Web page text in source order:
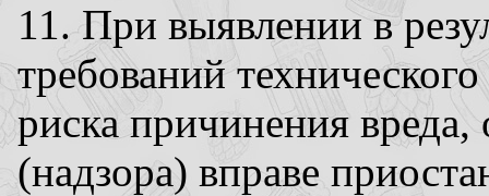
11. При выявлении в
требований
риска причинения вреда,
(надзора) вправе